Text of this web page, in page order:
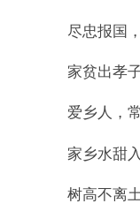
尽忠报国，
家贫出孝子
爱乡人，常
家乡水甜入
树高不离土